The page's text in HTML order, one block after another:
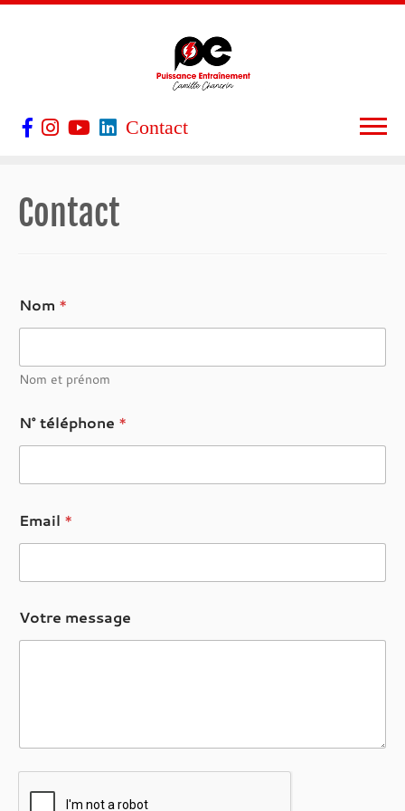
Contact
Contact
Nom *
Nom et prénom
N° téléphone *
Email *
Votre message